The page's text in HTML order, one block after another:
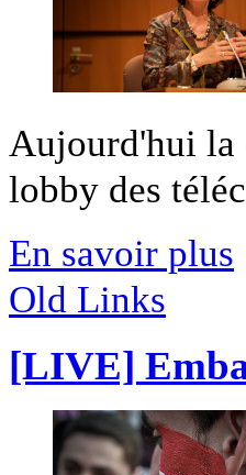
Aujourd'hui la
lobby des
En savoir plus
Old Links
[LIVE]